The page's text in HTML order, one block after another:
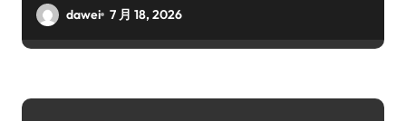
dawei 7 月 18, 2026